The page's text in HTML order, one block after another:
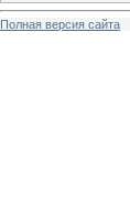
Полная версия сайта